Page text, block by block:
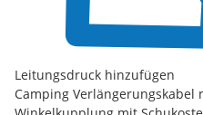
Leitungsdruck hinzufügen
Camping Verlängerungskabel